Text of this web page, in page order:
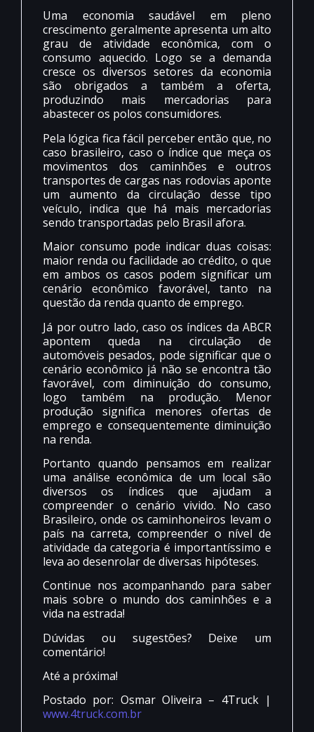
Uma economia saudável em pleno
crescimento geralmente apresenta um alto
grau de atividade econômica, com o
consumo aquecido. Logo se a demanda
cresce os diversos setores da economia
são obrigados a também a oferta,
produzindo mais mercadorias para
abastecer os polos consumidores.
Pela lógica fica fácil perceber então que, no
caso brasileiro, caso o índice que meça os
movimentos dos caminhões e outros
transportes de cargas nas rodovias aponte
um aumento da circulação desse tipo
veículo, indica que há mais mercadorias
sendo transportadas pelo Brasil afora.
Maior consumo pode indicar duas coisas:
maior renda ou facilidade ao crédito, o que
em ambos os casos podem significar um
cenário econômico favorável, tanto na
questão da renda quanto de emprego.
Já por outro lado, caso os índices da ABCR
apontem queda na circulação de
automóveis pesados, pode significar que o
cenário econômico já não se encontra tão
favorável, com diminuição do consumo,
logo também na produção. Menor
produção significa menores ofertas de
emprego e consequentemente diminuição
na renda.
Portanto quando pensamos em realizar
uma análise econômica de um local são
diversos os índices que ajudam a
compreender o cenário vivido. No caso
Brasileiro, onde os caminhoneiros levam o
país na carreta, compreender o nível de
atividade da categoria é importantíssimo e
leva ao desenrolar de diversas hipóteses.
Continue nos acompanhando para saber
mais sobre o mundo dos caminhões e a
vida na estrada!
Dúvidas ou sugestões? Deixe um
comentário!
Até a próxima!
Postado por: Osmar Oliveira – 4Truck |
www.4truck.com.br